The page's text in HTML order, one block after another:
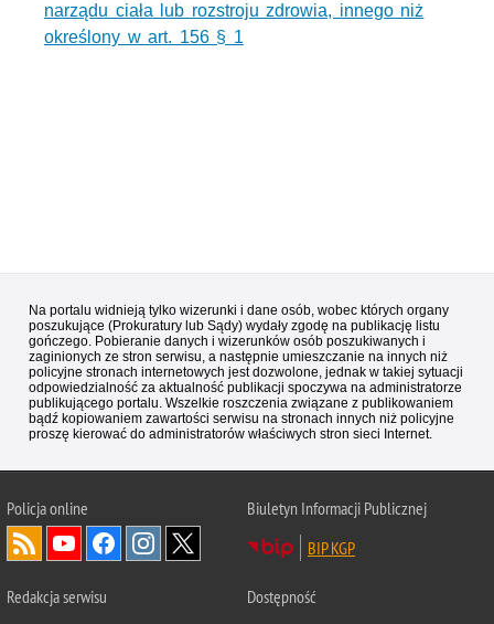
narządu ciała lub rozstroju zdrowia, innego niż
określony w art. 156 § 1
Na portalu widnieją tylko wizerunki i dane osób, wobec których organy
poszukujące (Prokuratury lub Sądy) wydały zgodę na publikację listu
gończego. Pobieranie danych i wizerunków osób poszukiwanych i
zaginionych ze stron serwisu, a następnie umieszczanie na innych niż
policyjne stronach internetowych jest dozwolone, jednak w takiej sytuacji
odpowiedzialność za aktualność publikacji spoczywa na administratorze
publikującego portalu. Wszelkie roszczenia związane z publikowaniem
bądź kopiowaniem zawartości serwisu na stronach innych niż policyjne
proszę kierować do administratorów właściwych stron sieci Internet.
Policjaonline
Biuletyn Informacji Publicznej
BIP KGP
Redakcja serwisu
Dostępność